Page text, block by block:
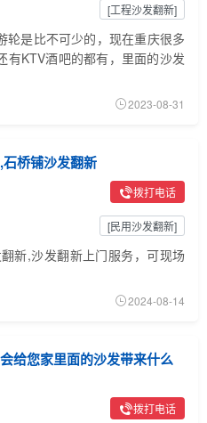
[工程沙发翻新]
轮是比不可少的，现在重庆很多
有KTV酒吧的都有，里面的沙发
2023-08-31
桥铺沙发翻新
拨打电话
[民用沙发翻新]
新,沙发翻新上门服务，可现场
2024-08-14
给您家里面的沙发带来什么
拨打电话